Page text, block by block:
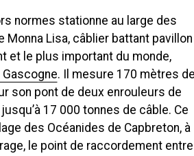
normes stationne au large des
Monna Lisa, câblier battant pavillon
et le plus important du monde,
Gascogne. Il mesure 170 mètres de
son pont de deux enrouleurs de
17 000 tonnes de câble. Ce
des Océanides de Capbreton, à
le point de raccordement entre